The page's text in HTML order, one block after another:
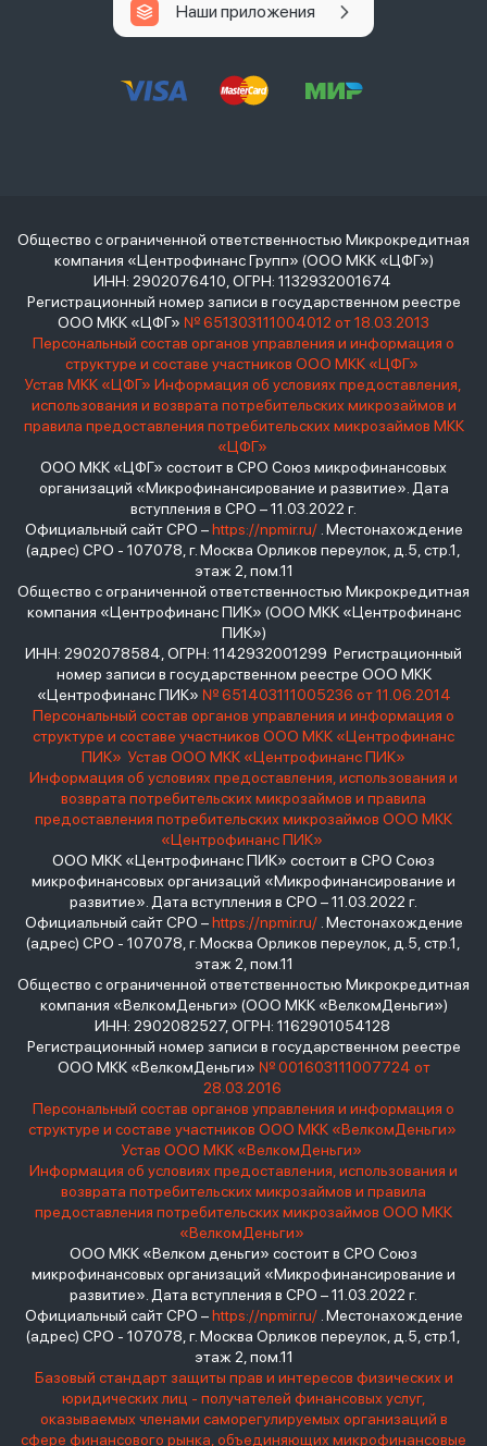
Наши приложения
Общество с ограниченной ответственностью Микрокредитная
компания «Центрофинанс Групп» (ООО МКК «ЦФГ»)
ИНН: 2902076410, ОГРН: 1132932001674
Регистрационный номер записи в государственном реестре
ООО МКК «ЦФГ» № 651303111004012 от 18.03.2013
Персональный состав органов управления и информация о
структуре и составе участников ООО МКК «ЦФГ»
Устав МКК «ЦФГ» Информация об условиях предоставления,
использования и возврата потребительских микрозаймов и
правила предоставления потребительских микрозаймов МКК
«ЦФГ»
ООО МКК «ЦФГ» состоит в СРО Союз микрофинансовых
организаций «Микрофинансирование и развитие». Дата
вступления в СРО – 11.03.2022 г.
Официальный сайт СРО –https://npmir.ru/. Местонахождение
(адрес) СРО - 107078, г. Москва Орликов переулок, д.5, стр.1,
этаж 2, пом.11
Общество с ограниченной ответственностью Микрокредитная
компания «Центрофинанс ПИК» (ООО МКК «Центрофинанс
ПИК»)
ИНН: 2902078584, ОГРН: 1142932001299 Регистрационный
номер записи в государственном реестре ООО МКК
«Центрофинанс ПИК» № 651403111005236 от 11.06.2014
Персональный состав органов управления и информация о
структуре и составе участников ООО МКК «Центрофинанс
ПИК» Устав ООО МКК «Центрофинанс ПИК»
Информация об условиях предоставления, использования и
возврата потребительских микрозаймов и правила
предоставления потребительских микрозаймов ООО МКК
«Центрофинанс ПИК»
ООО МКК «Центрофинанс ПИК» состоит в СРО Союз
микрофинансовых организаций «Микрофинансирование и
развитие». Дата вступления в СРО – 11.03.2022 г.
Официальный сайт СРО –https://npmir.ru/. Местонахождение
(адрес) СРО - 107078, г. Москва Орликов переулок, д.5, стр.1,
этаж 2, пом.11
Общество с ограниченной ответственностью Микрокредитная
компания «ВелкомДеньги» (ООО МКК «ВелкомДеньги»)
ИНН: 2902082527, ОГРН: 1162901054128
Регистрационный номер записи в государственном реестре
ООО МКК «ВелкомДеньги» № 001603111007724 от
28.03.2016
Персональный состав органов управления и информация о
структуре и составе участников ООО МКК «ВелкомДеньги»
Устав ООО МКК «ВелкомДеньги»
Информация об условиях предоставления, использования и
возврата потребительских микрозаймов и правила
предоставления потребительских микрозаймов ООО МКК
«ВелкомДеньги»
ООО МКК «Велком деньги» состоит в СРО Союз
микрофинансовых организаций «Микрофинансирование и
развитие». Дата вступления в СРО – 11.03.2022 г.
Официальный сайт СРО –https://npmir.ru/. Местонахождение
(адрес) СРО - 107078, г. Москва Орликов переулок, д.5, стр.1,
этаж 2, пом.11
Базовый стандарт защиты прав и интересов физических и
юридических лиц - получателей финансовых услуг,
оказываемых членами саморегулируемых организаций в
сфере финансового рынка, объединяющих микрофинансовые